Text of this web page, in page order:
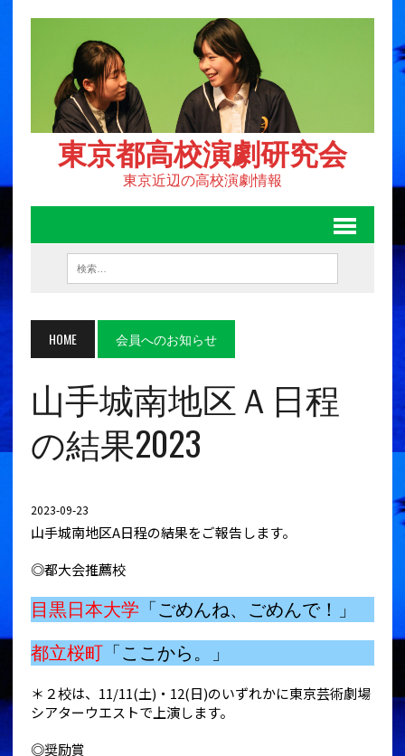
東京都高校演劇研究会
東京近辺の高校演劇情報
HOME 会員へのお知らせ
山手城南地区Ａ日程
の結果2023
2023-09-23
山手城南地区A日程の結果をご報告します。
◎都大会推薦校
目黒日本大学 「ごめんね、ごめんで！」
都立桜町「ここから。」
＊２校は、11/11(土)・12(日)のいずれかに東京芸術劇場
シアターウエストで上演します。
◎奨励賞